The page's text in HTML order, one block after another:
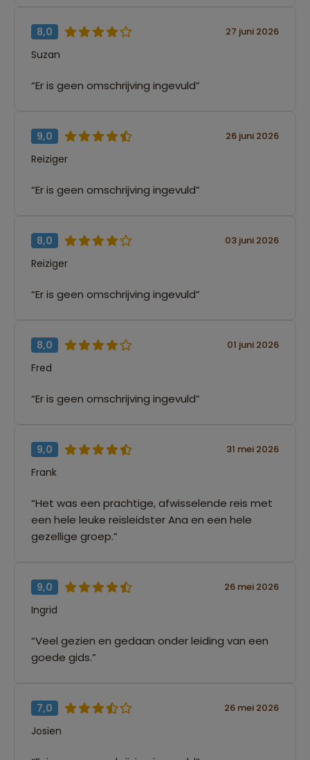
8,0 27 juni 2026
Suzan
“Er is geen omschrijving ingevuld”
9,0 26 juni 2026
Reiziger
“Er is geen omschrijving ingevuld”
8,0 03 juni 2026
Reiziger
“Er is geen omschrijving ingevuld”
8,0 01 juni 2026
Fred
“Er is geen omschrijving ingevuld”
9,0 31 mei 2026
Frank
“Het was een prachtige, afwisselende reis met
een hele leuke reisleidster Ana en een hele
gezellige groep.”
9,0 26 mei 2026
Ingrid
“Veel gezien en gedaan onder leiding van een
goede gids.”
7,0 26 mei 2026
Josien